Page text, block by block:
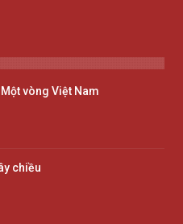
vòng Việt Nam
chiều